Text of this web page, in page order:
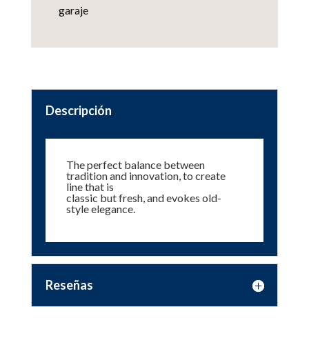
garaje
Descripción
The perfect balance between
tradition and innovation, to create
line that is
classic but fresh, and evokes old-
style elegance.
Reseñas